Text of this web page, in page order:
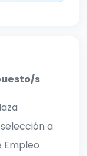
s
a
Empleo